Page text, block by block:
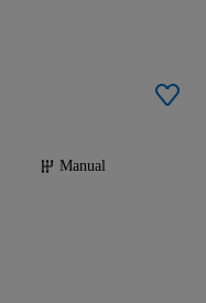
Manual